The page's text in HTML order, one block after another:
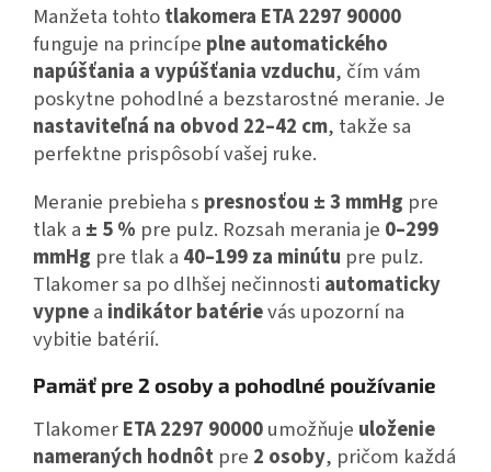
Manžeta tohtotlakomera ETA 2297 90000
funguje na princípe plne automatického
napúšťania a vypúšťania vzduchu, čím vám
poskytne pohodlné a bezstarostné meranie. Je
nastaviteľná na obvod 22–42 cm, takže sa
perfektne prispôsobí vašej ruke.
Meranie prebieha s presnosťou ± 3 mmHg pre
tlak a ± 5 % pre pulz. Rozsah merania je 0–299
mmHg pre tlak a 40–199 za minútu pre pulz.
Tlakomer sa po dlhšej nečinnosti automaticky
vypnea indikátor batérievás upozorní na
vybitie batérií.
Pamäť pre 2 osoby a pohodlné používanie
TlakomerETA 2297 90000umožňuje uloženie
nameraných hodnôt pre 2 osoby, pričom každá